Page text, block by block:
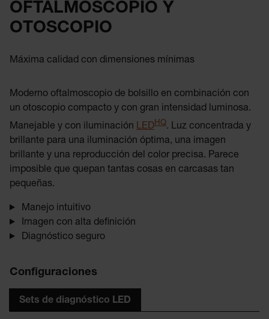
OFTALMOSCOPIO Y
OTOSCOPIO
Máxima calidad con dimensiones mínimas
Moderno oftalmoscopio de bolsillo en combinación con
un otoscopio compacto y con gran intensidad luminosa.
Manejable y con iluminación LEDHQ. Luz concentrada y
brillante para una iluminación óptima, una imagen
brillante y una reproducción del color precisa. Parece
imposible que quepan tantas cosas en carcasas tan
pequeñas.
Manejo intuitivo
Imagen con alta definición
Diagnóstico seguro
Configuraciones
Sets de diagnóstico LED